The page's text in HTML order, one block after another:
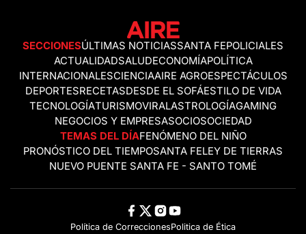
SECCIONESÚLTIMAS NOTICIASSANTA FEPOLICIALES
ACTUALIDADSALUDECONOMÍAPOLÍTICA
INTERNACIONALESCIENCIAAIRE AGROESPECTÁCULOS
DEPORTESRECETASDESDE EL SOFÁESTILO DE VIDA
TECNOLOGÍATURISMOVIRALASTROLOGÍAGAMING
NEGOCIOS Y EMPRESASOCIOSOCIEDAD
TEMAS DEL DÍAFENÓMENO DEL NIÑO
PRONÓSTICO DEL TIEMPOSANTA FELEY DE TIERRAS
NUEVO PUENTE SANTA FE - SANTO TOMÉ
Política de CorreccionesPolitica de Ética